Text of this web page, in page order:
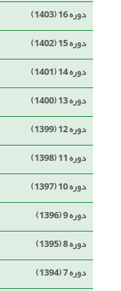
دوره 16 (1403)
دوره 15 (1402)
دوره 14 (1401)
دوره 13 (1400)
دوره 12 (1399)
دوره 11 (1398)
دوره 10 (1397)
دوره 9 (1396)
دوره 8 (1395)
دوره 7 (1394)